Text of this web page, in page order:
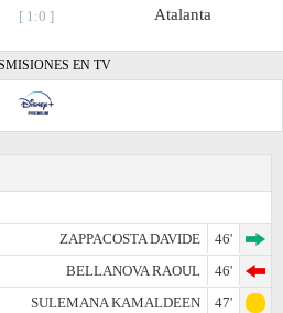
[ 1:0 ] Atalanta
EN TV
ZAPPACOSTA DAVIDE
46'
BELLANOVA RAOUL
46'
SULEMANA KAMALDEEN
47'